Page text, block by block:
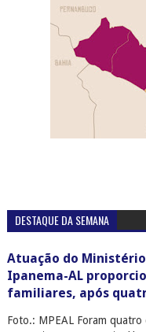
DESTAQUE DA SEMANA
Atuação do
Ipanema-AL
familiares, após
Foto.: MPEAL Foram quatro